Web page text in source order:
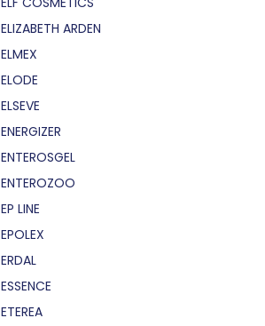
ELIZABETH ARDEN
ELMEX
ELODE
ELSEVE
ENERGIZER
ENTEROSGEL
ENTEROZOO
EP LINE
EPOLEX
ERDAL
ESSENCE
ETEREA